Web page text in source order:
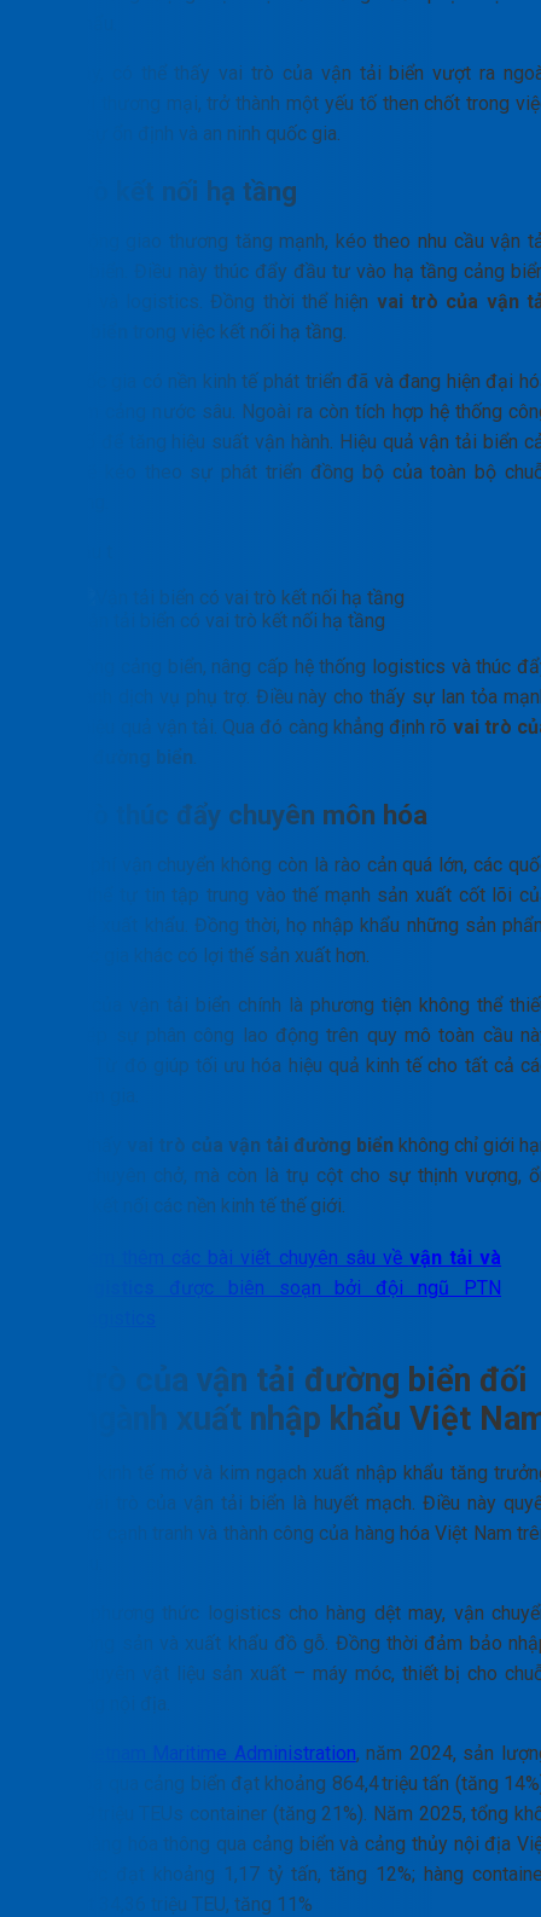
Như vậy, có thể thấy vai trò của vận tải biển vượt ra
phạm vi thương mại, trở thành một yếu tố then chốt trong
duy trì sự ổn định và an ninh quốc gia.
Vai trò kết nối hạ tầng
Hoạt động giao thương tăng mạnh, kéo theo nhu cầu vận
đường biển. Điều này thúc đẩy đầu tư vào hạ tầng cảng
kho bãi và logistics. Đồng thời thể hiện vai trò của vận
trong việc kết nối hạ tầng.
Các quốc gia có nền kinh tế phát triển đã và đang hiện đại
các cụm cảng nước sâu. Ngoài ra còn tích hợp hệ thống
nghệ số để tăng hiệu suất vận hành. Hiệu quả vận tải biển
thiện sẽ kéo theo sự phát triển đồng bộ của toàn bộ
Vận tải biển có vai trò kết nối hạ tầng
ư mở rộng cảng biển, nâng cấp hệ thống logistics và thúc
các ngành dịch vụ phụ trợ. Điều này cho thấy sự lan tỏa
mẽ từ hiệu quả vận tải. Qua đó càng khẳng định rõ vai trò
vận tải đường biển.
Vai trò thúc đẩy chuyên môn hóa
Khi chi phí vận chuyển không còn là rào cản quá lớn, các
gia có thể tự tin tập trung vào thế mạnh sản xuất cốt lõi
mình để xuất khẩu. Đồng thời, họ nhập khẩu những sản
mà quốc gia khác có lợi thế sản xuất hơn.
Vai trò của vận tải biển chính là phương tiện không thể
cho phép sự phân công lao động trên quy mô toàn cầu
diễn ra. Từ đó giúp tối ưu hóa hiệu quả kinh tế cho tất cả
vai trò của vận tải đường biển không chỉ giới
ở việc chuyên chở, mà còn là trụ cột cho sự thịnh vượng,
định và kết nối các nền kinh tế thế giới.
Xem thêm các bài viết chuyên sâu về vận tải và
được biên soạn bởi đội ngũ PTN
Vai trò của vận tải đường biển đối
với ngành xuất nhập khẩu Việt
Với nền kinh tế mở và kim ngạch xuất nhập khẩu tăng
mạnh, vai trò của vận tải biển là huyết mạch. Điều này
định sức cạnh tranh và thành công của hàng hóa Việt Nam
Đây là phương thức logistics cho hàng dệt may, vận
hàng nông sản và xuất khẩu đồ gỗ. Đồng thời đảm bảo
khẩu nguyên vật liệu sản xuất – máy móc, thiết bị cho
cung ứng nội địa.
Vietnam Maritime Administration, năm 2024, sản
hàng hóa qua cảng biển đạt khoảng 864,4 triệu tấn (tăng
với 29,9 triệu TEUs container (tăng 21%). Năm 2025, tổng
lượng hàng hóa thông qua cảng biển và cảng thủy nội địa
Nam ước đạt khoảng 1,17 tỷ tấn, tăng 12%; hàng
ước đạt 34,36 triệu TEU, tăng 11%